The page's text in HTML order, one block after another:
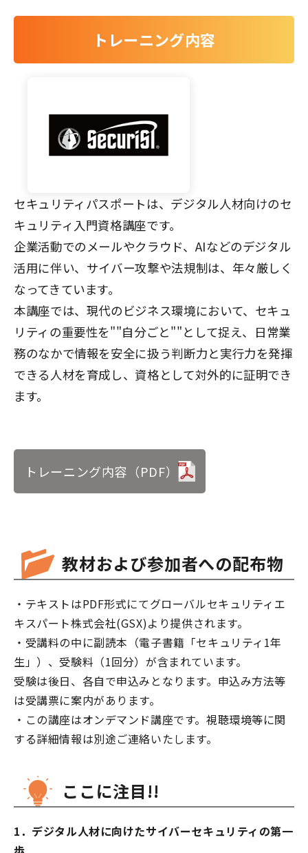
トレーニング内容
セキュリティパスポートは、デジタル人材向けのセ
キュリティ入門資格講座です。​
企業活動でのメールやクラウド、AIなどのデジタル
活用に伴い、サイバー攻撃や法規制は、年々厳しく
なってきています。
本講座では、現代のビジネス環境において、セキュ
リティの重要性を""自分ごと""として捉え、日常業
務のなかで情報を安全に扱う判断力と実行力を発揮
できる人材を育成し、資格として対外的に証明でき
ます。
トレーニング内容（PDF）
教材および参加者への配布物
・テキストはPDF形式にてグローバルセキュリティエ
キスパート株式会社(GSX)より提供されます。
・受講料の中に副読本（電子書籍「セキュリティ1年
生」）、受験料（1回分）が含まれています。
受験は後日、各自で申込みとなります。申込み方法等
は受講票に案内があります。
・この講座はオンデマンド講座です。視聴環境等に関
する詳細情報は別途ご連絡いたします。
ここに注目!!
1．デジタル人材に向けたサイバーセキュリティの第一